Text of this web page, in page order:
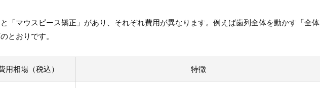
「マウスピース矯正」があり、それぞれ費用が異なります。 例えば歯列全体を動かす「全体
とおりです。
用相場（税込） 特徴